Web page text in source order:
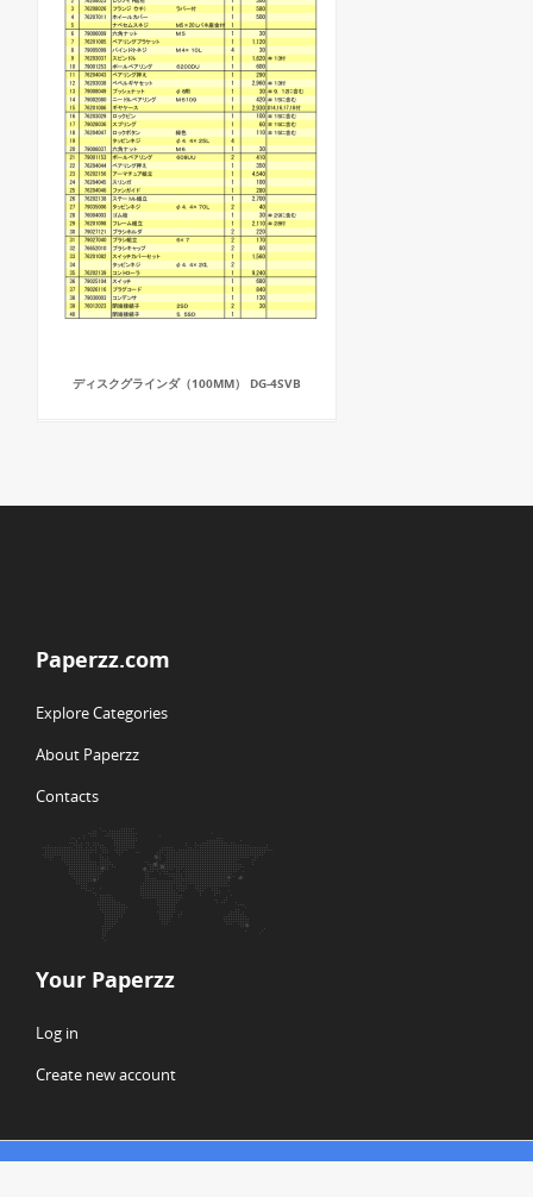
ディスクグラインダ（100MM） DG-4SVB
Paperzz.com
Explore Categories
About Paperzz
Contacts
Your Paperzz
Log in
Create new account